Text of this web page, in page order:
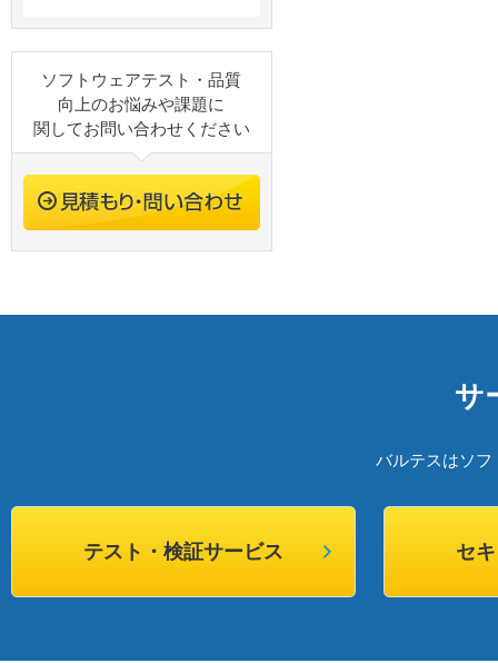
ソフトウェアテスト・品質
向上のお悩みや課題に
関してお問い合わせください
サ
バルテスはソ
テスト・検証サービス セ